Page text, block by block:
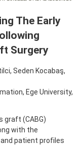
The Early
Surgery
Seden Kocabaş,
Ege University,
graft (CABG)
with the
patient profiles